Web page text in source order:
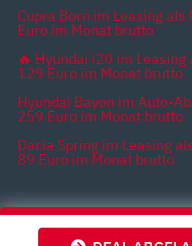
Cupra Born im Leasing
Euro im Monat brutto
🔥 Hyundai i20 im
129 Euro im Monat brutto
Hyundai Bayon im Auto-
259 Euro im Monat brutto
Dacia Spring im Leasing
89 Euro im Monat brutto